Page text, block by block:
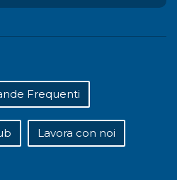
Frequenti
Lavora con noi